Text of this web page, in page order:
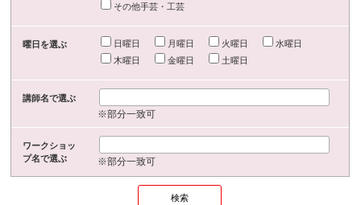
その他手芸・工芸
曜日を選ぶ 日曜日 月曜日 火曜日
水曜日
木曜日
金曜日 土曜日
講師名で選ぶ
※部分一致可
ワークショッ
プ名で選ぶ
※部分一致可